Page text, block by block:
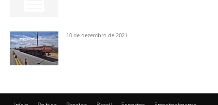
10 de dezembro de 2021